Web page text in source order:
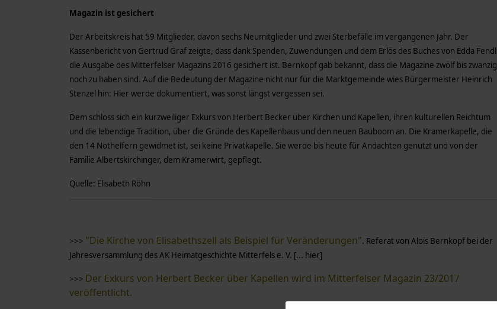
Magazin ist gesichert
Der Arbeitskreis hat 59 Mitglieder, davon sechs Neumitglieder und zwei Sterbefälle im vergangenen Jahr. Der
Kassenbericht von Gertrud Graf zeigte, dass dank Spenden, Zuwendungen und dem Erlös des Buches von Edda Fendl
die Ausgabe des Mitterfelser Magazins 2016 gesichert ist. Bernkopf gab bekannt, dass die Magazine zwölf bis zwanzig
noch zu haben sind. Auf die Bedeutung der Magazine nicht nur für die Marktgemeinde wies Bürgermeister Heinrich
Stenzel hin: Hier werde dokumentiert, was sonst längst vergessen sei.
Dem schloss sich ein kurzweiliger Exkurs von Herbert Becker über Kirchen und Kapellen, ihren kulturellen Reichtum
und die lebendige Tradition, über die Gründe des Kapellenbaus und den neuen Bauboom an. Die Kramerkapelle, die
den 14 Nothelfern gewidmet ist, sei keine Privatkapelle. Sie werde bis heute für Andachten genutzt und von der
Familie Albertskirchinger, dem Kramerwirt, gepflegt.
Quelle: Elisabeth Röhn
>>> "Die Kirche von Elisabethszell als Beispiel für Veränderungen". Referat von Alois Bernkopf bei der
Jahresversammlung des AK Heimatgeschichte Mitterfels e. V. [... hier]
>>> Der Exkurs von Herbert Becker über Kapellen wird im Mitterfelser Magazin 23/2017
veröffentlicht.